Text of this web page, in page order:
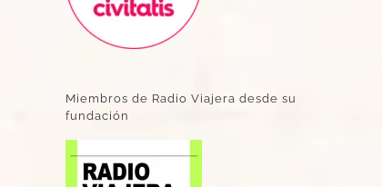
Miembros de Radio Viajera desde su
fundación